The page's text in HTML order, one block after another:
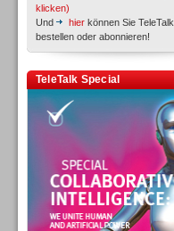
klicken)
Und
hier können Sie TeleTalk
bestellen oder abonnieren!
TeleTalk Special
Personal